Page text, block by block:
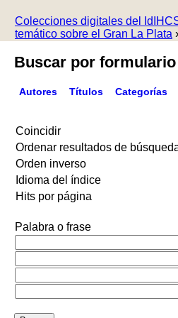
Colecciones digitales del
temático sobre el Gran La Plata
Buscar por formulario
Autores Títulos Categorías
Coincidir
Ordenar resultados de
Orden inverso
Idioma del índice
Hits por página
Palabra o frase